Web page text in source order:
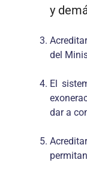
y
del
El
dar a